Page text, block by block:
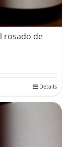
rosado de
Details